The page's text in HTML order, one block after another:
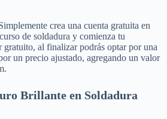
crea una cuenta gratuita en
de soldadura y comienza tu
gratuito, al finalizar podrás optar por una
un precio ajustado, agregando un valor
Brillante en Soldadura